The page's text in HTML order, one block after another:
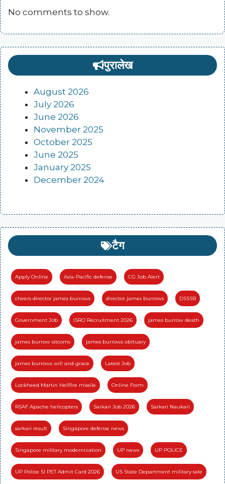
No comments to show.
पुरालेख
August 2026
July 2026
June 2026
November 2025
October 2025
June 2025
January 2025
December 2024
टैग
Apply Online Asia-Pacific defense CG Job Alert
cheers director james burrows director james burrows DSSSB
Government Job ISRO Recruitment 2026 james burrow death
james burrow sitcoms james burrows obituary
james burrows will and grace Latest Job
Lockheed Martin Hellfire missile Online Form
RSAF Apache helicopters Sarkari Job 2026 Sarkari Naukari
sarkari result Singapore defense news
Singapore military modernization UP news UP POLICE
UP Police SI PET Admit Card 2026 US State Department military sale